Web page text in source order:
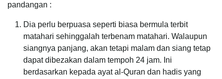
pandangan :
Dia perlu berpuasa seperti biasa bermula terbit
matahari sehinggalah terbenam matahari. Walaupun
siangnya panjang, akan tetapi malam dan siang tetap
dapat dibezakan dalam tempoh 24 jam. Ini
berdasarkan kepada ayat al-Quran dan hadis yang